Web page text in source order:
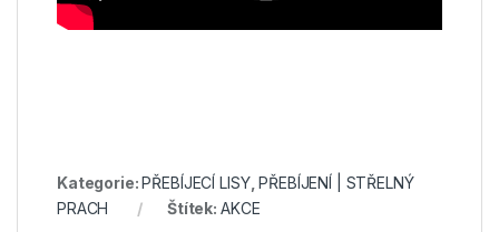
Kategorie:PŘEBÍJECÍ LISY,PŘEBÍJENÍ | STŘELNÝ
PRACH
Štítek: AKCE